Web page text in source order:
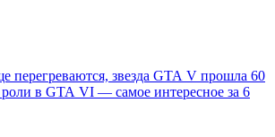
перегреваются, звезда GTA V прошла 60
в GTA VI — самое интересное за 6